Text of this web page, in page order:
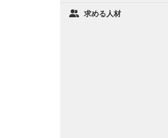
求める人材